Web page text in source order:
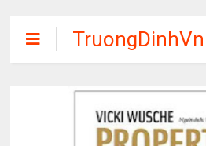
TruongDinhVn
Chia sẽ ebook,
các khóa học,
phần mềm học
tập miễn phí